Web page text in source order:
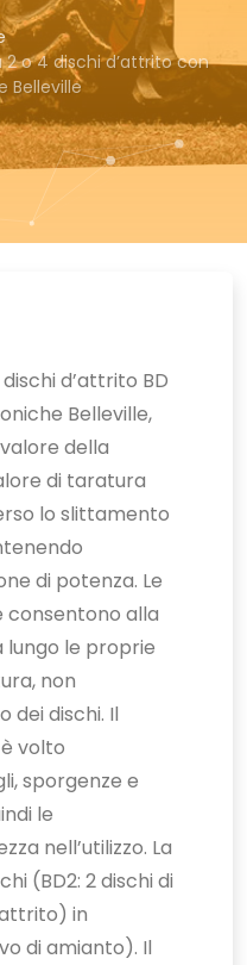
o 4 dischi d’attrito con
Belleville
d’attrito BD
Belleville,
della
di taratura
lo slittamento
di potenza. Le
consentono alla
lungo le proprie
non
dei dischi. Il
volto
sporgenze e
le
nell’utilizzo. La
(BD2: 2 dischi di
in
di amianto). Il